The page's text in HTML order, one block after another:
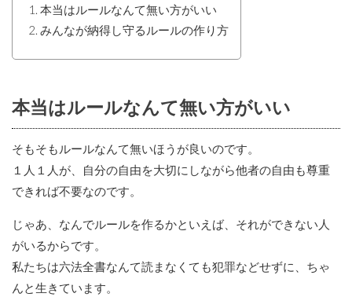
本当はルールなんて無い方がいい
みんなが納得し守るルールの作り方
本当はルールなんて無い方がいい
そもそもルールなんて無いほうが良いのです。
１人１人が、自分の自由を大切にしながら他者の自由も尊重
できれば不要なのです。
じゃあ、なんでルールを作るかといえば、それができない人
がいるからです。
私たちは六法全書なんて読まなくても犯罪などせずに、ちゃ
んと生きています。